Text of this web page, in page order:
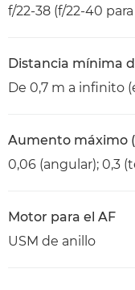
f/22-38 (f/22-40
Distancia mínima
De 0,7 m a infinito
Aumento máximo
0,06 (angular); 0,3
Motor para el AF
USM de anillo